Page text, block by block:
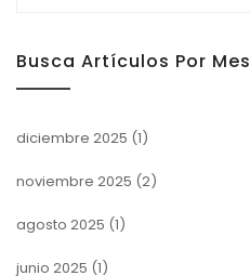
Busca Artículos Por Mes
diciembre 2025 (1)
noviembre 2025 (2)
agosto 2025 (1)
junio 2025 (1)